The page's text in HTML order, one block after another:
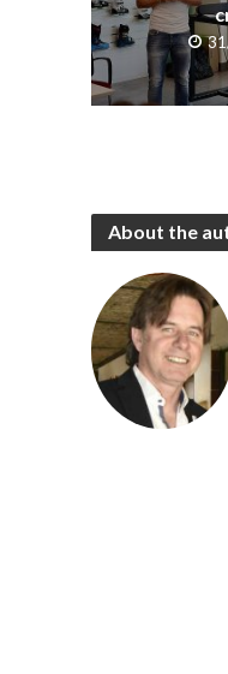
About the